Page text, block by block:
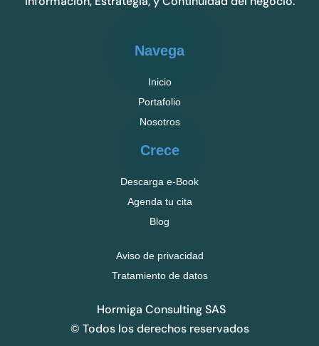
Navega
Inicio
Portafolio
Nosotros
Crece
Descarga e-Book
Agenda tu cita
Blog
Aviso de privacidad
Tratamiento de datos
Hormiga Consulting SAS
© Todos los derechos reservados